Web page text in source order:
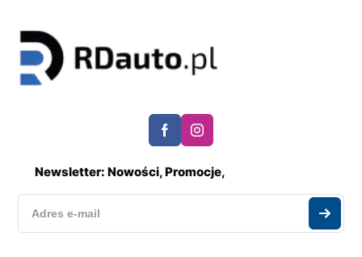
Newsletter: Nowości, Promocje,